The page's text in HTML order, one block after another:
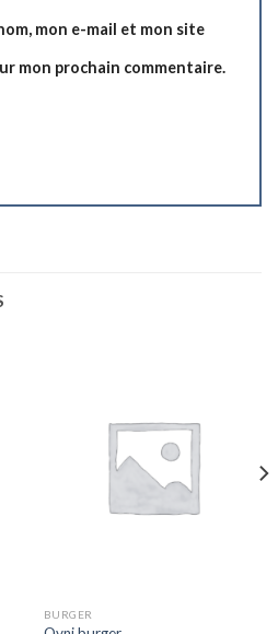
mon e-mail et mon site
mon prochain commentaire.
BURGER